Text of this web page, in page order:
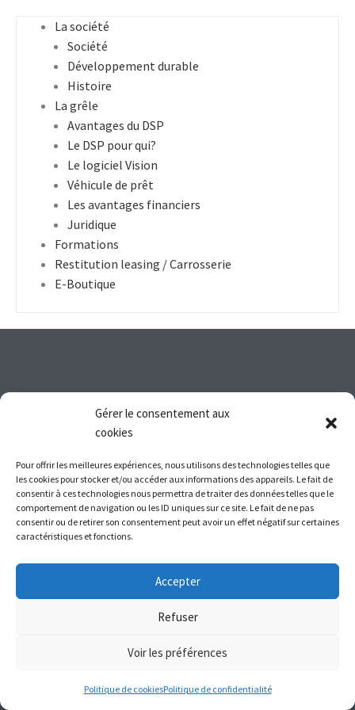
Gérer le consentement aux
cookies
Pour offrir les meilleures expériences, nous utilisons des technologies telles que
les cookies pour stocker et/ou accéder aux informations des appareils. Le fait de
consentir à ces technologies nous permettra de traiter des données telles que le
comportement de navigation ou les ID uniques sur ce site. Le fait de ne pas
consentir ou de retirer son consentement peut avoir un effet négatif sur certaines
caractéristiques et fonctions.
Accepter
Refuser
Voir les préférences
Politique de cookiesPolitique de confidentialité
La société
Société
Développement durable
Histoire
La grêle
Avantages du DSP
Le DSP pour qui?
Le logiciel Vision
Véhicule de prêt
Les avantages financiers
Juridique
Formations
Restitution leasing / Carrosserie
E-Boutique